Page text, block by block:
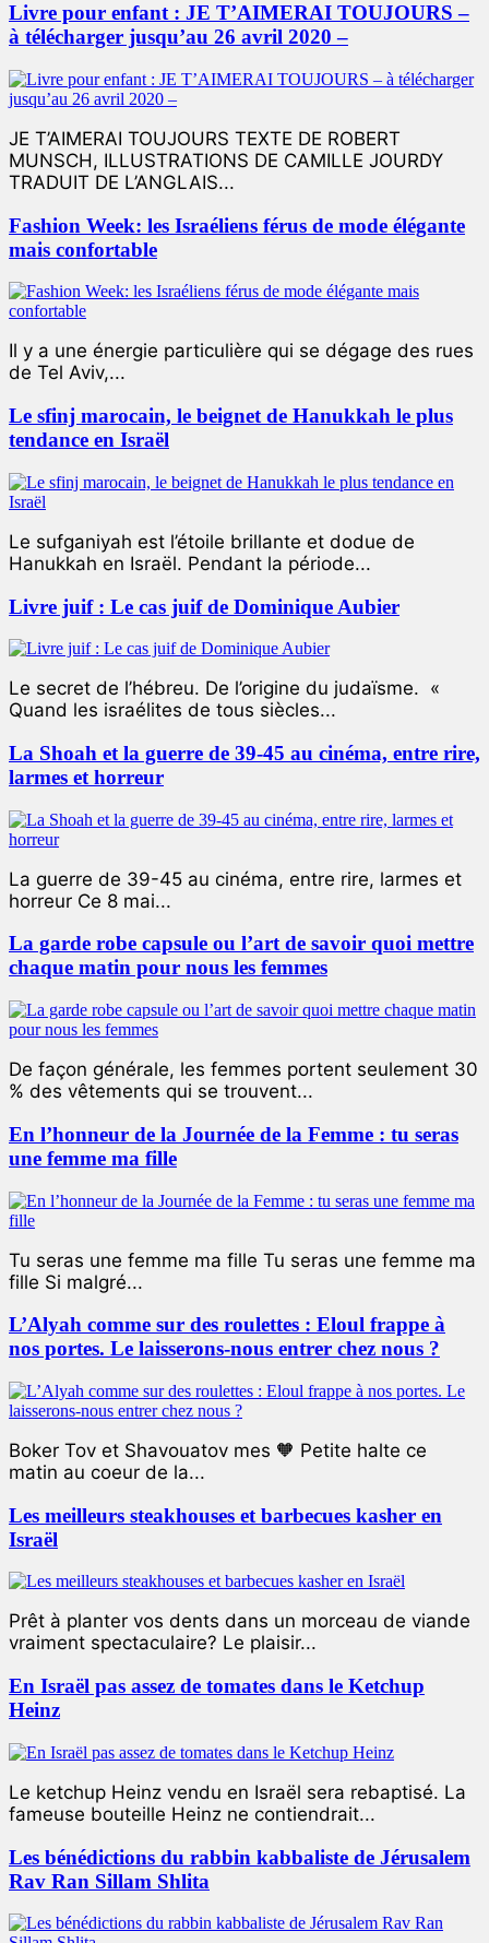
Livre pour enfant : JE T’AIMERAI TOUJOURS –
à télécharger jusqu’au 26 avril 2020 –
JE T’AIMERAI TOUJOURS TEXTE DE ROBERT
MUNSCH, ILLUSTRATIONS DE CAMILLE JOURDY
TRADUIT DE L’ANGLAIS...
Fashion Week: les Israéliens férus de mode élégante
mais confortable
Il y a une énergie particulière qui se dégage des rues
de Tel Aviv,...
Le sfinj marocain, le beignet de Hanukkah le plus
tendance en Israël
Le sufganiyah est l’étoile brillante et dodue de
Hanukkah en Israël. Pendant la période...
Livre juif : Le cas juif de Dominique Aubier
Le secret de l’hébreu. De l’origine du judaïsme. «
Quand les israélites de tous siècles...
La Shoah et la guerre de 39-45 au cinéma, entre rire,
larmes et horreur
La guerre de 39-45 au cinéma, entre rire, larmes et
horreur Ce 8 mai...
La garde robe capsule ou l’art de savoir quoi mettre
chaque matin pour nous les femmes
De façon générale, les femmes portent seulement 30
% des vêtements qui se trouvent...
En l’honneur de la Journée de la Femme : tu seras
une femme ma fille
Tu seras une femme ma fille Tu seras une femme ma
fille Si malgré...
L’Alyah comme sur des roulettes : Eloul frappe à
nos portes. Le laisserons-nous entrer chez nous ?
Boker Tov et Shavouatov mes 🧡 Petite halte ce
matin au coeur de la...
Les meilleurs steakhouses et barbecues kasher en
Israël
Prêt à planter vos dents dans un morceau de viande
vraiment spectaculaire? Le plaisir...
En Israël pas assez de tomates dans le Ketchup
Heinz
Le ketchup Heinz vendu en Israël sera rebaptisé. La
fameuse bouteille Heinz ne contiendrait...
Les bénédictions du rabbin kabbaliste de Jérusalem
Rav Ran Sillam Shlita